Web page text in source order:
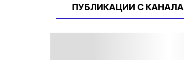
ПУБЛИКАЦИИ С КАНАЛА